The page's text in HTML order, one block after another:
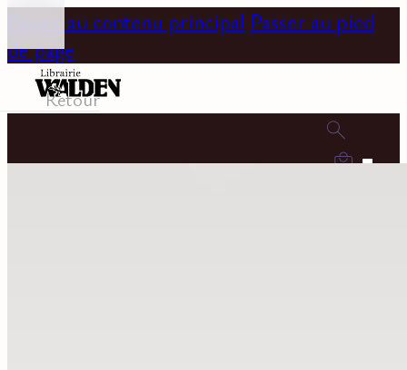
Passer au contenu principal Passer au pied
de page
0
Retour